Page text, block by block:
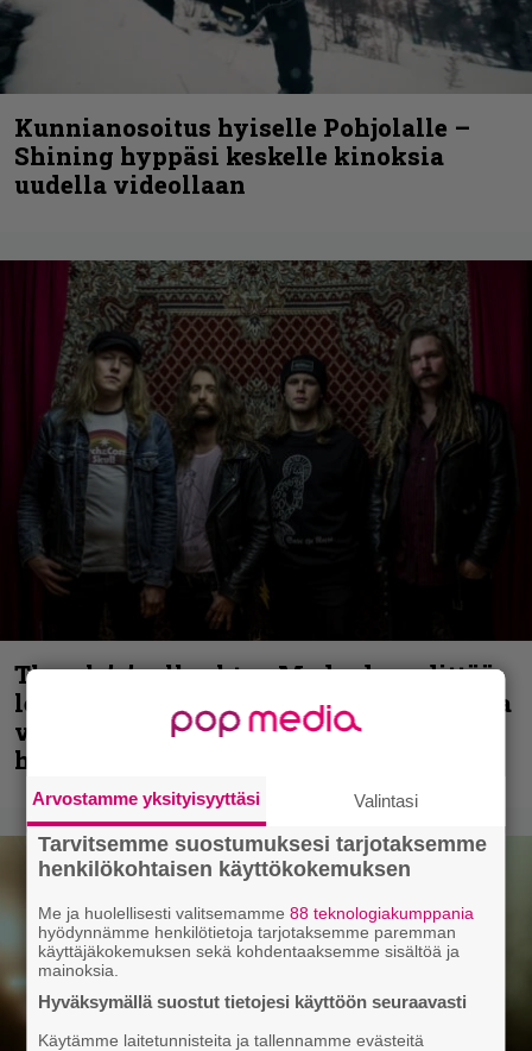
Kunnianosoitus hyiselle Pohjolalle –
Shining hyppäsi keskelle kinoksia
uudella videollaan
Thrash ’n’ roll -yhtye Madred ryydittää
levyjulkaisua keikkareissulla kuvatulla
videolla – ”Oltiin pakussa kusihädässä
helvetin väsyneenä…”
Arvostamme yksityisyyttäsi Valintasi
Tarvitsemme suostumuksesi tarjotaksemme
henkilökohtaisen käyttökokemuksen
Me ja huolellisesti valitsemamme88 teknologiakumppania
hyödynnämme henkilötietoja tarjotaksemme paremman
käyttäjäkokemuksen sekä kohdentaaksemme sisältöä ja
mainoksia.
Hyväksymällä suostut tietojesi käyttöön seuraavasti
Käytämme laitetunnisteita ja tallennamme evästeitä